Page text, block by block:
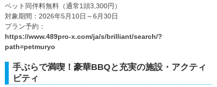
ペット同伴料無料（通常1頭3,300円）
対象期間：2026年5月10日～6月30日
プラン予約：
https://www.489pro-x.com/ja/s/brilliant/search/?
path=petmuryo
手ぶらで満喫！豪華BBQと充実の施設・アクティ
ビティ